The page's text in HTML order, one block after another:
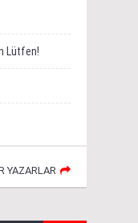
Lütfen!
YAZARLAR